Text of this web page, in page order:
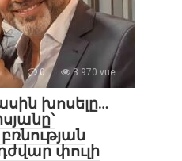
0 3 970 vue
խոսելը…
փուլի